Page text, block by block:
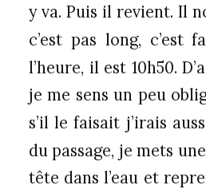
y va. Puis il revient. Il
c’est pas long, c’est
l’heure, il est 10h50.
je me sens un peu
s’il le faisait j’irais
du passage, je mets
tête dans l’eau et